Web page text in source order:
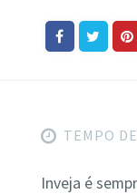
TEMPO
Inveja é